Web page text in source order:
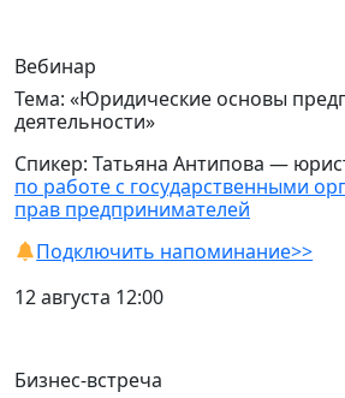
Вебинар
Тема: «Юридические основы
деятельности»
Спикер: Татьяна Антипова —
по работе с государственными
прав предпринимателей
Подключить напоминание>>
12 августа 12:00
Бизнес-встреча